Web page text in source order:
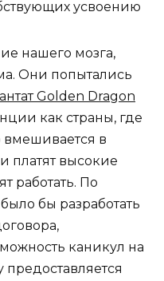
усвоению
нашего мозга,
Они попытались
Golden Dragon
как страны, где
вмешивается в
платят высокие
работать. По
бы разработать
каникул на